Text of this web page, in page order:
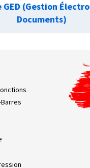
(Gestion
Documents)